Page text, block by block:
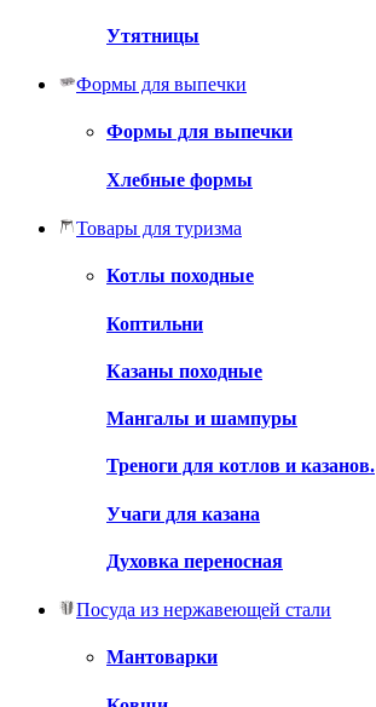
Утятницы
Формы для выпечки
Формы для выпечки
Хлебные формы
Товары для туризма
Котлы походные
Коптильни
Казаны походные
Мангалы и шампуры
Треноги для котлов и казанов.
Учаги для казана
Духовка переносная
Посуда из нержавеющей стали
Мантоварки